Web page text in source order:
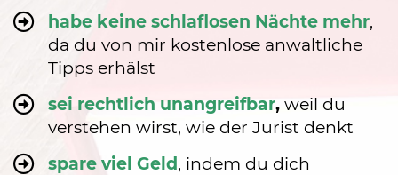
habe keine schlaflosen Nächte mehr,
da du von mir kostenlose anwaltliche
Tipps erhälst
sei rechtlich unangreifbar, weil du
verstehen wirst, wie der Jurist denkt
spare viel Geld , indem du dich